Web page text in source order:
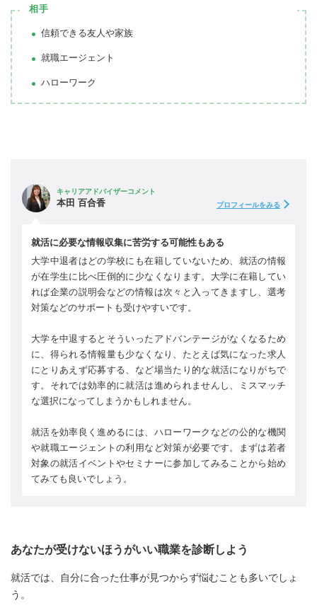
相手
信頼できる友人や家族
就職エージェント
ハローワーク
キャリアアドバイザーコメント
本田 百合香 プロフィールをみる
就活に必要な情報収集に苦労する可能性もある
大学中退者はどの学校にも在籍していないため、就活の情報
が在学生に比べ圧倒的に少なくなります。大学に在籍してい
れば企業の説明会などの情報は次々と入ってきますし、選考
対策などのサポートも受けやすいです。
大学を中退するとそういったアドバンテージがなくなるため
に、得られる情報量も少なくなり、たとえば気になった求人
にとりあえず応募する、など場当たり的な就活になりがちで
す。それでは効率的に就活は進められませんし、ミスマッチ
な選択になってしまうかもしれません。
就活を効率良く進めるには、ハローワークなどの公的な機関
や就職エージェントの利用など対策が必要です。まずは若者
対象の就活イベントやセミナーに参加してみることから始め
てみても良いでしょう。
あなたが受けないほうがいい職業を診断しよう
就活では、自分に合った仕事が見つからず悩むことも多いでしょ
う。